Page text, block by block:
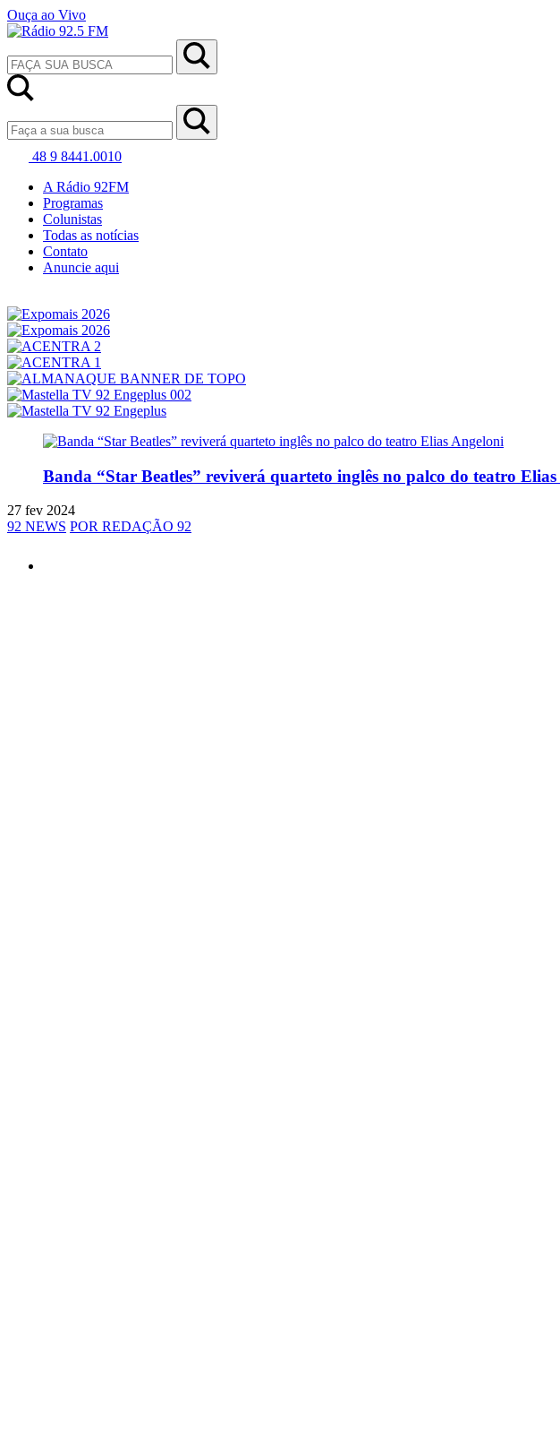
Ouça ao Vivo
48 9 8441.0010
A Rádio 92FM
Programas
Colunistas
Todas as notícias
Contato
Anuncie aqui
Banda “Star Beatles” reviverá quarteto inglês no palco do teatro
27 fev 2024
92 NEWS POR REDAÇÃO 92